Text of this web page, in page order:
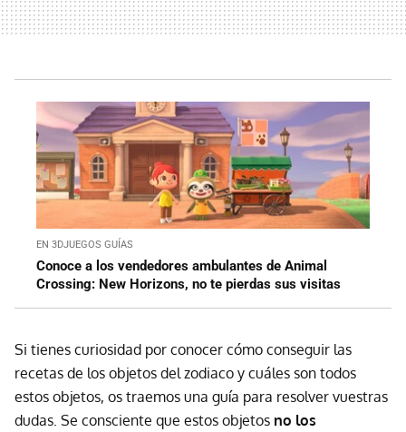
EN 3DJUEGOS GUÍAS
Conoce a los vendedores ambulantes de Animal
Crossing: New Horizons, no te pierdas sus visitas
Si tienes curiosidad por conocer cómo conseguir las
recetas de los objetos del zodiaco y cuáles son todos
estos objetos, os traemos una guía para resolver vuestras
dudas. Se consciente que estos objetos no los